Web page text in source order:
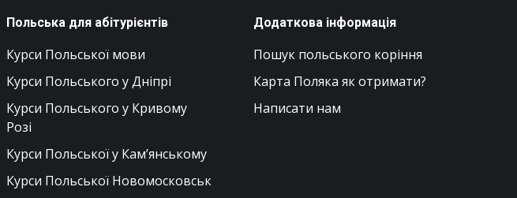
Польська для абітурієнтів
Курси Польської мови
Курси Польського у Дніпрі
Курси Польського у Кривому
Розі
Курси Польської у Кам’янському
Курси Польської Новомосковськ
Додаткова інформація
Пошук польського коріння
Карта Поляка як отримати?
Написати нам